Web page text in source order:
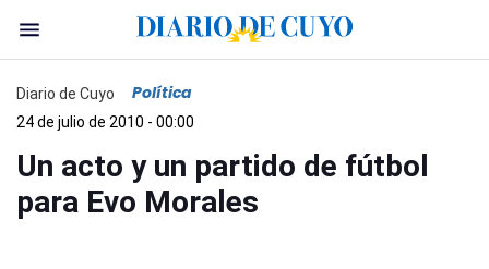
Diario de Cuyo Política
24 de julio de 2010 - 00:00
Un acto y un partido de fútbol
para Evo Morales